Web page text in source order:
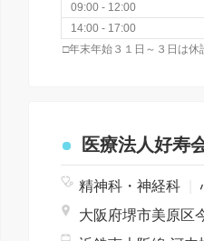
09:00 - 12:00
14:00 - 17:00
医療法人好寿
精神科・神経科
大阪府堺市美原区